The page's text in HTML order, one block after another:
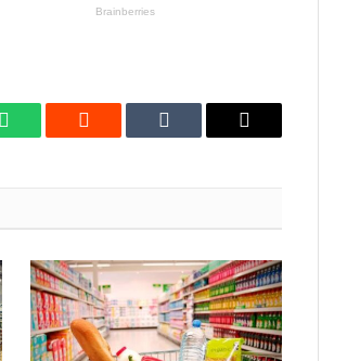
WhatsAppReddit Tumblr Email